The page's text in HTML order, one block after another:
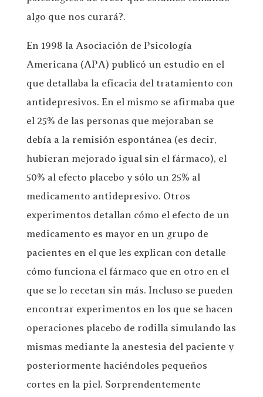
algo que nos curará?.
En 1998 la Asociación de Psicología
Americana (APA) publicó un estudio en el
que detallaba la eficacia del tratamiento con
antidepresivos. En el mismo se afirmaba que
el 25% de las personas que mejoraban se
debía a la remisión espontánea (es decir,
hubieran mejorado igual sin el fármaco), el
50% al efecto placebo y sólo un 25% al
medicamento antidepresivo. Otros
experimentos detallan cómo el efecto de un
medicamento es mayor en un grupo de
pacientes en el que les explican con detalle
cómo funciona el fármaco que en otro en el
que se lo recetan sin más. Incluso se pueden
encontrar experimentos en los que se hacen
operaciones placebo de rodilla simulando las
mismas mediante la anestesia del paciente y
posteriormente haciéndoles pequeños
cortes en la piel. Sorprendentemente